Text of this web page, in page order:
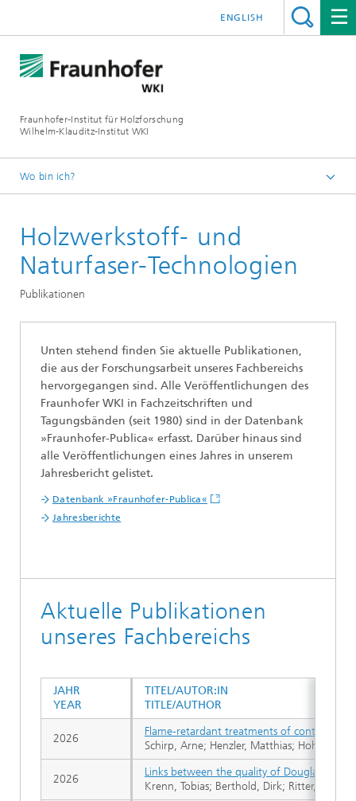
Fraunhofer-Institut für Holzforschung
Wilhelm-Klauditz-Institut WKI
ENGLISH
Wo bin ich?
Fachbereiche
Holzwerkstoff- und Naturfaser-Technologien
Holzwerkstoff- und
Naturfaser-Technologien
Publikationen
Unten stehend finden Sie aktuelle Publikationen,
die aus der Forschungsarbeit unseres Fachbereichs
hervorgegangen sind. Alle Veröffentlichungen des
Fraunhofer WKI in Fachzeitschriften und
Tagungsbänden (seit 1980) sind in der Datenbank
»Fraunhofer-Publica« erfasst. Darüber hinaus sind
alle Veröffentlichungen eines Jahres in unserem
Jahresbericht gelistet.
Datenbank »Fraunhofer-Publica«
Jahresberichte
Aktuelle Publikationen
unseres Fachbereichs
TITEL/AUTOR:IN
TITLE/AUTHOR
Flame-retardant treatments of continuous
Schirp, Arne; Henzler, Matthias;
Links between the quality of Douglas fir
Krenn, Tobias; Berthold, Dirk; Ritter, Nina;
JAHR
YEAR
2026
2026